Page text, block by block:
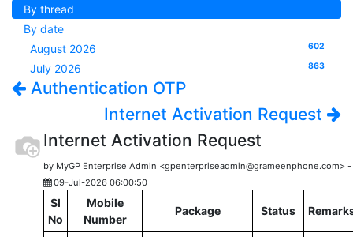
By thread
By date
August 2026
602
July 2026 863
Authentication OTP
Internet Activation Request
Internet Activation Request
by MyGP Enterprise Admin <gpenterpriseadmin@grameenphone.com> -
09-Jul-2026 06:00:50
Sl
No
Mobile
Number
Package Status